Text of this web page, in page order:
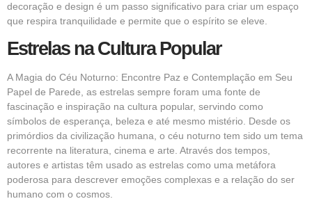
decoração e design é um passo significativo para criar um espaço
que respira tranquilidade e permite que o espírito se eleve.
Estrelas na Cultura Popular
A Magia do Céu Noturno: Encontre Paz e Contemplação em Seu
Papel de Parede, as estrelas sempre foram uma fonte de
fascinação e inspiração na cultura popular, servindo como
símbolos de esperança, beleza e até mesmo mistério. Desde os
primórdios da civilização humana, o céu noturno tem sido um tema
recorrente na literatura, cinema e arte . Através dos tempos,
autores e artistas têm usado as estrelas como uma metáfora
poderosa para descrever emoções complexas e a relação do ser
humano com o cosmos.